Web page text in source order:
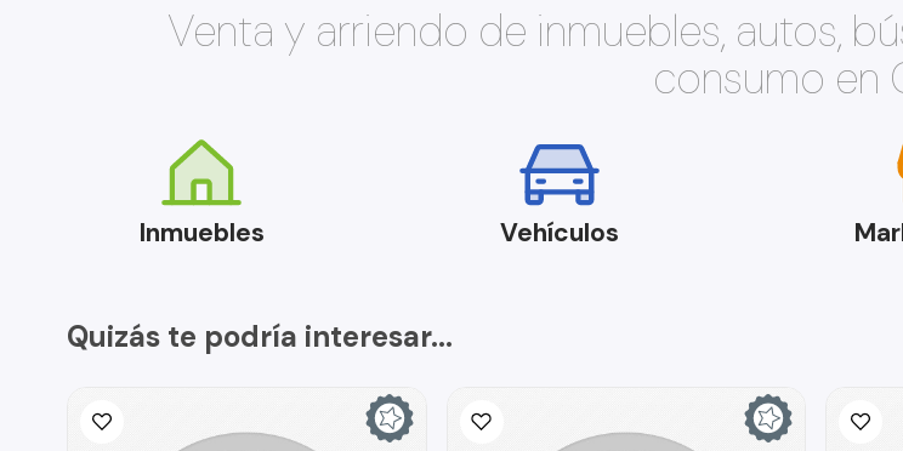
Venta y arriendo de inmuebles, autos,
consumo en
Inmuebles Vehículos
Quizás te podría interesar...